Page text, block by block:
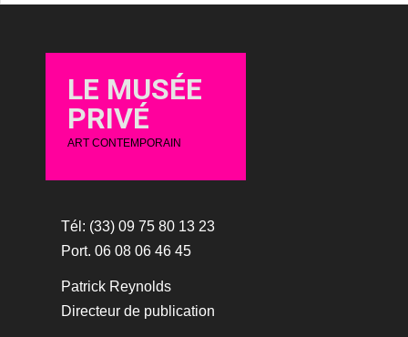
LE MUSÉE
PRIVÉ
ART CONTEMPORAIN
Tél: (33) 09 75 80 13 23
Port. 06 08 06 46 45
Patrick Reynolds
Directeur de publication